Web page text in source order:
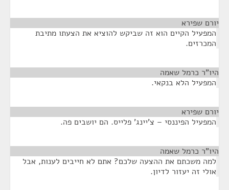
יורם שפירא
המפעיל הקיים הוא זה שביקש להוציא את הצעתו מתיבת
המכרזים.
היו"ר כרמל שאמה
המפעיל הלא בנקאי.
יורם שפירא
המפעיל הפיננסי – צ'יינג' פלייס. הם יושבים פה.
היו"ר כרמל שאמה
למה משכתם את ההצעה שלכם? אתם לא חייבים לענות, אבל
אולי זה יעזור לדיון.